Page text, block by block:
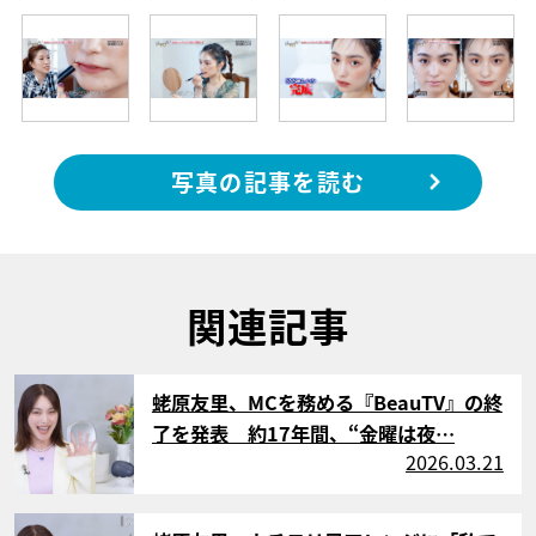
写真の記事を読む
関連記事
サムネイル
蛯原友里、MCを務める『BeauTV』の終
了を発表 約17年間、“金曜は夜…
2026.03.21
サムネイル